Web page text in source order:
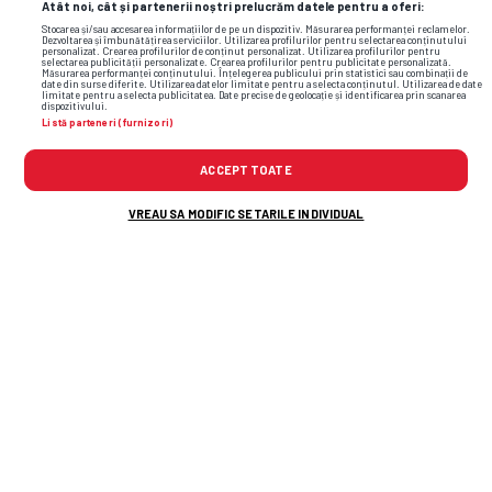
Atât noi, cât și partenerii noștri prelucrăm datele pentru a oferi:
Stocarea și/sau accesarea informațiilor de pe un dispozitiv. Măsurarea performanței reclamelor.
Dezvoltarea și îmbunătățirea serviciilor. Utilizarea profilurilor pentru selectarea conținutului
personalizat. Crearea profilurilor de conținut personalizat. Utilizarea profilurilor pentru
selectarea publicității personalizate. Crearea profilurilor pentru publicitate personalizată.
Măsurarea performanței conținutului. Înțelegerea publicului prin statistici sau combinații de
date din surse diferite. Utilizarea datelor limitate pentru a selecta conținutul. Utilizarea de date
limitate pentru a selecta publicitatea. Date precise de geolocație și identificarea prin scanarea
dispozitivului.
Listă parteneri (furnizori)
ACCEPT TOATE
VREAU SA MODIFIC SETARILE INDIVIDUAL